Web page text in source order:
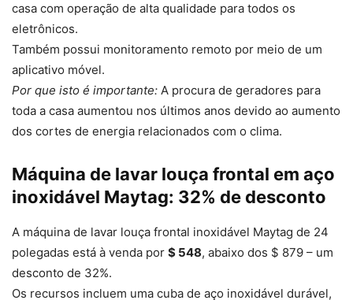
casa com operação de alta qualidade para todos os
eletrônicos.
Também possui monitoramento remoto por meio de um
aplicativo móvel.
Por que isto é importante: A procura de geradores para
toda a casa aumentou nos últimos anos devido ao aumento
dos cortes de energia relacionados com o clima.
Máquina de lavar louça frontal em aço
inoxidável Maytag: 32% de desconto
A máquina de lavar louça frontal inoxidável Maytag de 24
polegadas está à venda por $ 548, abaixo dos $ 879 – um
desconto de 32%.
Os recursos incluem uma cuba de aço inoxidável durável,